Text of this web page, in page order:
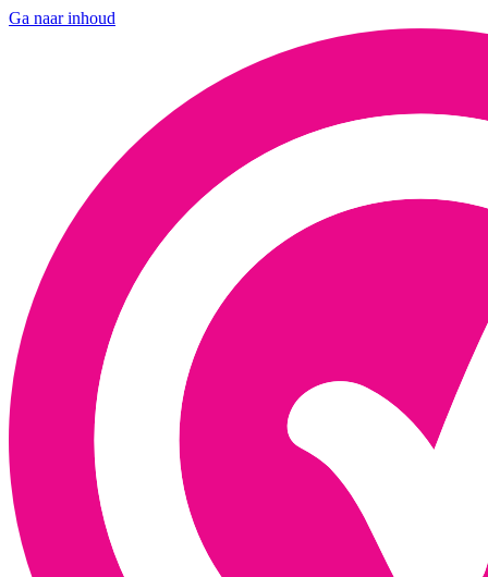
Ga naar inhoud